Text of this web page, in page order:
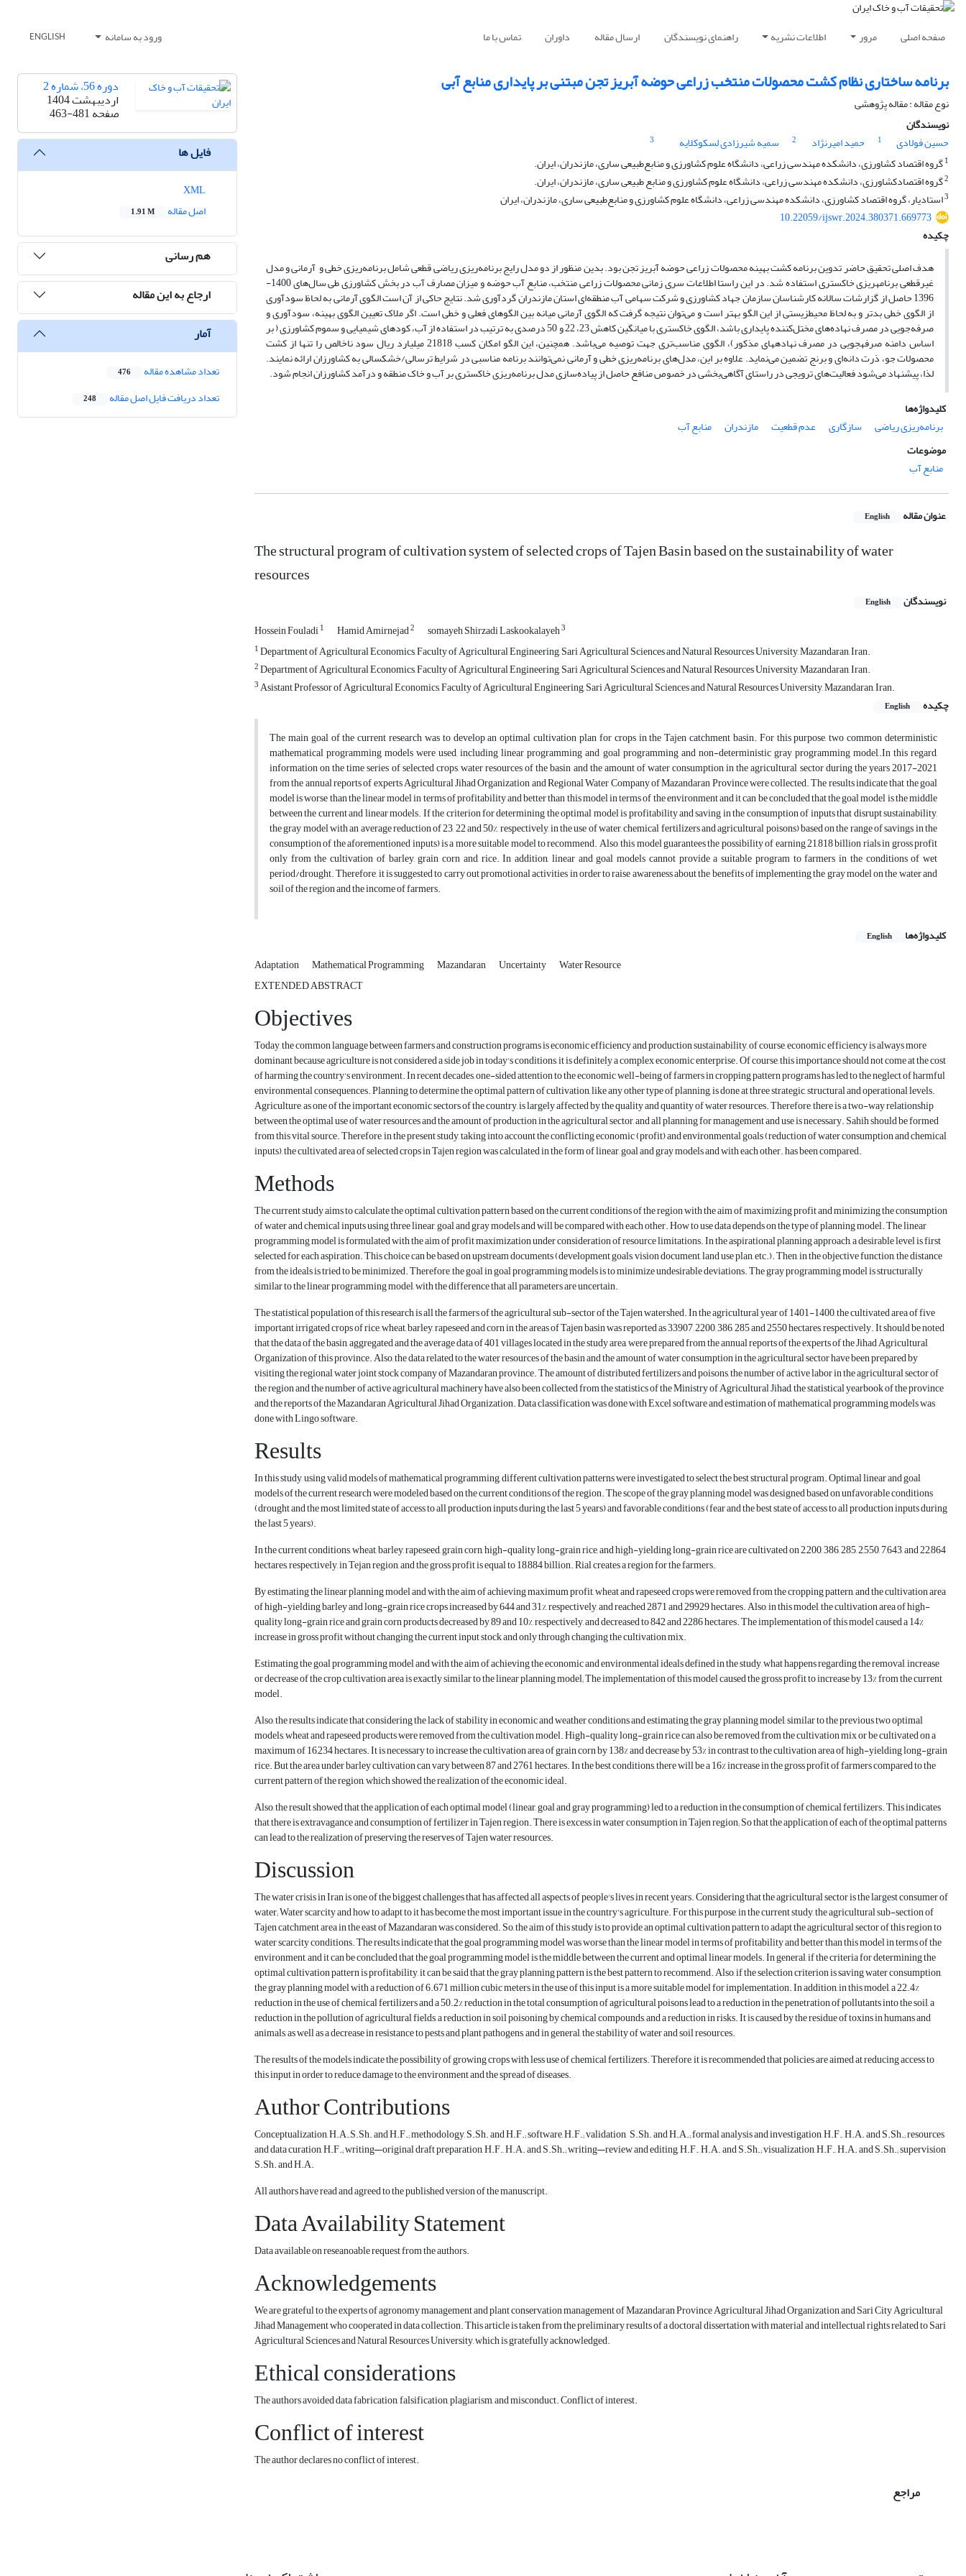
صفحه اصلی مرور اطلاعات نشریه راهنمای نویسندگان ارسال مقاله داوران تماس با ما ورود به سامانه ENGLISH
برنامه ساختاری نظام کشت محصولات منتخب زراعی حوضه آبریز تجن مبتنی بر پایداری منابع آبی
نوع مقاله : مقاله پژوهشی
نویسندگان
حسین فولادی
1 حمید امیرنژاد 2 سمیه شیرزادی لسکوکلایه
3
1گروه اقتصاد کشاورزی، دانشکده مهندسی زراعی، دانشگاه علوم کشاورزی و منابع‌طبیعی ساری، مازندران، ایران.
2گروه اقتصادکشاورزی، دانشکده مهندسی زراعی، دانشگاه علوم کشاورزی و منابع طبیعی ساری، مازندران، ایران.
3استادیار، گروه اقتصاد کشاورزی، دانشکده مهندسی زراعی، دانشگاه علوم کشاورزی و منابع‌طبیعی ساری، مازندران، ایران
10.22059/ijswr.2024.380371.669773
چکیده
هدف اصلی تحقیق حاضر تدوین برنامه کشت بهینه محصولات زراعی حوضه آبریز تجن بود. بدین منظور از دو مدل رایج برنامه‌ریزی ریاضی قطعی شامل برنامه‌ریزی خطی و آرمانی و مدل
غیرقطعی برنامه­ریزی خاکستری استفاده شد. در این راستا اطلاعات سری زمانی محصولات زراعی منتخب، منابع آب حوضه و میزان مصارف آب در بخش کشاورزی طی سال‌های 1400-
1396 حاصل از گزارشات سالانه کارشناسان سازمان جهاد کشاورزی و شرکت سهامی آب منطقه‌ای استان مازندران گردآوری شد. نتایج حاکی از آن است الگوی آرمانی به لحاظ سودآوری
از الگوی خطی بدتر و به لحاظ محیط­زیستی از این الگو بهتر است و می‌توان نتیجه گرفت که الگوی آرمانی میانه بین الگوهای فعلی و خطی است. اگر ملاک تعیین الگوی بهینه، سودآوری و
صرفه‌جویی در مصرف نهاده‌های مختل‌کننده پایداری باشد، الگوی خاکستری با میانگین کاهش 23، 22 و 50 درصدی به ترتیب در استفاده از آب، کودهای شیمیایی و سموم کشاورزی ( بر
اساس دامنه صرفه­جویی در مصرف نهاده­های مذکور)، الگوی مناسب‌تری جهت توصیه می‌باشد. همچنین، این الگو امکان کسب 21818 میلیارد ریال سود ناخالص را تنها از کشت
محصولات جو، ذرت دانه‌ای و برنج تضمین می‌نماید. علاوه بر این، مدل‌های برنامه‌ریزی خطی و آرمانی نمی‌توانند برنامه مناسبی در شرایط ترسالی/خشکسالی به کشاورزان ارائه نمایند.
لذا، پیشنهاد می‌شود فعالیت‌های ترویجی در راستای آگاهی‌بخشی در خصوص منافع حاصل از پیاده‌سازی مدل برنامه‌ریزی خاکستری بر آب و خاک منطقه و درآمد کشاورزان انجام شود.
کلیدواژه‌ها
برنامه‌ریزی ریاضی
سازگاری عدم قطعیت مازندران
منابع آب
موضوعات
منابع آب
عنوان مقاله English
The structural program of cultivation system of selected crops of Tajen Basin based on the sustainability of water
resources
نویسندگان English
Hossein Fouladi1 Hamid Amirnejad2 somayeh Shirzadi Laskookalayeh3
1Department of Agricultural Economics, Faculty of Agricultural Engineering, Sari Agricultural Sciences and Natural Resources University, Mazandaran, Iran.
2Department of Agricultural Economics, Faculty of Agricultural Engineering, Sari Agricultural Sciences and Natural Resources University, Mazandaran, Iran.
3Asistant Professor of Agricultural Economics, Faculty of Agricultural Engineering, Sari Agricultural Sciences and Natural Resources University, Mazandaran, Iran.
چکیده
English
The main goal of the current research was to develop an optimal cultivation plan for crops in the Tajen catchment basin. For this purpose, two common deterministic
mathematical programming models were used, including linear programming and goal programming and non-deterministic gray programming model,.In this regard,
information on the time series of selected crops, water resources of the basin and the amount of water consumption in the agricultural sector during the years 2017-2021
from the annual reports of experts Agricultural Jihad Organization and Regional Water Company of Mazandaran Province were collected. The results indicate that the goal
model is worse than the linear model in terms of profitability and better than this model in terms of the environment and it can be concluded that the goal model is the middle
between the current and linear models. If the criterion for determining the optimal model is profitability and saving in the consumption of inputs that disrupt sustainability,
the gray model with an average reduction of 23, 22 and 50%, respectively, in the use of water, chemical fertilizers and agricultural poisons) based on the range of savings in the
consumption of the aforementioned inputs) is a more suitable model to recommend. Also, this model guarantees the possibility of earning 21,818 billion rials in gross profit
only from the cultivation of barley, grain corn and rice. In addition, linear and goal models cannot provide a suitable program to farmers in the conditions of wet
period/drought. Therefore, it is suggested to carry out promotional activities in order to raise awareness about the benefits of implementing the gray model on the water and
soil of the region and the income of farmers.
کلیدواژه‌ها English
Adaptation Mathematical Programming Mazandaran Uncertainty
Water Resource
EXTENDED ABSTRACT
Objectives
Today, the common language between farmers and construction programs is economic efficiency and production sustainability, of course, economic efficiency is always more
dominant because agriculture is not considered a side job in today's conditions, it is definitely a complex economic enterprise. Of course, this importance should not come at the cost
of harming the country's environment. In recent decades, one-sided attention to the economic well-being of farmers in cropping pattern programs has led to the neglect of harmful
environmental consequences. Planning to determine the optimal pattern of cultivation, like any other type of planning, is done at three strategic, structural and operational levels.
Agriculture, as one of the important economic sectors of the country, is largely affected by the quality and quantity of water resources. Therefore, there is a two-way relationship
between the optimal use of water resources and the amount of production in the agricultural sector, and all planning for management and use is necessary. Sahih should be formed
from this vital source. Therefore, in the present study, taking into account the conflicting economic (profit) and environmental goals (reduction of water consumption and chemical
inputs), the cultivated area of selected crops in Tajen region was calculated in the form of linear, goal and gray models and with each other. has been compared.
Methods
The current study aims to calculate the optimal cultivation pattern based on the current conditions of the region with the aim of maximizing profit and minimizing the consumption
of water and chemical inputs using three linear, goal and gray models and will be compared with each other. How to use data depends on the type of planning model. The linear
programming model is formulated with the aim of profit maximization under consideration of resource limitations. In the aspirational planning approach, a desirable level is first
selected for each aspiration. This choice can be based on upstream documents (development goals, vision document, land use plan, etc.). Then, in the objective function, the distance
from the ideals is tried to be minimized. Therefore, the goal in goal programming models is to minimize undesirable deviations. The gray programming model is structurally
similar to the linear programming model, with the difference that all parameters are uncertain.
The statistical population of this research is all the farmers of the agricultural sub-sector of the Tajen watershed. In the agricultural year of 1401-1400, the cultivated area of five
important irrigated crops of rice, wheat, barley, rapeseed and corn in the areas of Tajen basin was reported as 33907, 2200, 386, 285 and 2550 hectares, respectively. It should be noted
that the data of the basin, aggregated and the average data of 401 villages located in the study area, were prepared from the annual reports of the experts of the Jihad Agricultural
Organization of this province. Also, the data related to the water resources of the basin and the amount of water consumption in the agricultural sector have been prepared by
visiting the regional water joint stock company of Mazandaran province. The amount of distributed fertilizers and poisons, the number of active labor in the agricultural sector of
the region and the number of active agricultural machinery have also been collected from the statistics of the Ministry of Agricultural Jihad, the statistical yearbook of the province
and the reports of the Mazandaran Agricultural Jihad Organization. Data classification was done with Excel software and estimation of mathematical programming models was
done with Lingo software.
Results
In this study, using valid models of mathematical programming, different cultivation patterns were investigated to select the best structural program. Optimal linear and goal
models of the current research were modeled based on the current conditions of the region. The scope of the gray planning model was designed based on unfavorable conditions
(drought and the most limited state of access to all production inputs during the last 5 years) and favorable conditions (fear and the best state of access to all production inputs during
the last 5 years).
In the current conditions, wheat, barley, rapeseed, grain corn, high-quality long-grain rice, and high-yielding long-grain rice are cultivated on 2,200, 386, 285, 2,550, 7,643, and 22,864
hectares, respectively, in Tejan region, and the gross profit is equal to 18,884 billion. Rial creates a region for the farmers.
By estimating the linear planning model and with the aim of achieving maximum profit, wheat and rapeseed crops were removed from the cropping pattern, and the cultivation area
of high-yielding barley and long-grain rice crops increased by 644 and 31%, respectively, and reached 2871 and 29929 hectares. Also, in this model, the cultivation area of high-
quality long-grain rice and grain corn products decreased by 89 and 10%, respectively, and decreased to 842 and 2286 hectares. The implementation of this model caused a 14%
increase in gross profit without changing the current input stock and only through changing the cultivation mix.
Estimating the goal programming model and with the aim of achieving the economic and environmental ideals defined in the study, what happens regarding the removal, increase
or decrease of the crop cultivation area is exactly similar to the linear planning model; The implementation of this model caused the gross profit to increase by 13% from the current
model.
Also, the results indicate that considering the lack of stability in economic and weather conditions and estimating the gray planning model, similar to the previous two optimal
models, wheat and rapeseed products were removed from the cultivation model. High-quality long-grain rice can also be removed from the cultivation mix or be cultivated on a
maximum of 16,234 hectares. It is necessary to increase the cultivation area of grain corn by 138% and decrease by 53% in contrast to the cultivation area of high-yielding long-grain
rice. But the area under barley cultivation can vary between 87 and 2761 hectares. In the best conditions, there will be a 16% increase in the gross profit of farmers compared to the
current pattern of the region, which showed the realization of the economic ideal.
Also, the result showed that the application of each optimal model (linear, goal and gray programming) led to a reduction in the consumption of chemical fertilizers. This indicates
that there is extravagance and consumption of fertilizer in Tajen region. There is excess in water consumption in Tajen region; So that the application of each of the optimal patterns
can lead to the realization of preserving the reserves of Tajen water resources.
Discussion
The water crisis in Iran is one of the biggest challenges that has affected all aspects of people's lives in recent years. Considering that the agricultural sector is the largest consumer of
water; Water scarcity and how to adapt to it has become the most important issue in the country's agriculture. For this purpose, in the current study, the agricultural sub-section of
Tajen catchment area in the east of Mazandaran was considered. So, the aim of this study is to provide an optimal cultivation pattern to adapt the agricultural sector of this region to
water scarcity conditions. The results indicate that the goal programming model was worse than the linear model in terms of profitability and better than this model in terms of the
environment, and it can be concluded that the goal programming model is the middle between the current and optimal linear models. In general, if the criteria for determining the
optimal cultivation pattern is profitability, it can be said that the gray planning pattern is the best pattern to recommend. Also, if the selection criterion is saving water consumption,
the gray planning model with a reduction of 6.671 million cubic meters in the use of this input is a more suitable model for implementation. In addition, in this model, a 22.4%
reduction in the use of chemical fertilizers and a 50.2% reduction in the total consumption of agricultural poisons lead to a reduction in the penetration of pollutants into the soil, a
reduction in the pollution of agricultural fields, a reduction in soil poisoning by chemical compounds, and a reduction in risks. It is caused by the residue of toxins in humans and
animals, as well as a decrease in resistance to pests and plant pathogens, and in general, the stability of water and soil resources.
The results of the models indicate the possibility of growing crops with less use of chemical fertilizers. Therefore, it is recommended that policies are aimed at reducing access to
this input in order to reduce damage to the environment and the spread of diseases.
Author Contributions
Conceptualization, H.A.,S.Sh. and H.F.; methodology, S.Sh. and H.F.; software, H.F.; validation, S.Sh. and H.A.; formal analysis and investigation, H.F., H.A. and S.Sh.; resources
and data curation, H.F.; writing—original draft preparation, H.F., H.A. and S.Sh.; writing—review and editing, H.F., H.A. and S.Sh.; visualization, H.F., H.A. and S.Sh.; supervision
S.Sh. and H.A.
All authors have read and agreed to the published version of the manuscript.
Data Availability Statement
Data available on reseanoable request from the authors.
Acknowledgements
We are grateful to the experts of agronomy management and plant conservation management of Mazandaran Province Agricultural Jihad Organization and Sari City Agricultural
Jihad Management who cooperated in data collection. This article is taken from the preliminary results of a doctoral dissertation with material and intellectual rights related to Sari
Agricultural Sciences and Natural Resources University, which is gratefully acknowledged.
Ethical considerations
The authors avoided data fabrication, falsification, plagiarism, and misconduct. Conflict of interest.
Conflict of interest
The author declares no conflict of interest.
مراجع
دوره 56، شماره 2
اردیبهشت 1404
صفحه463-481
فایل ها
اصل مقاله
1.91 M
هم رسانی
ارجاع به این مقاله
آمار
تعداد مشاهده مقاله 476
تعداد دریافت فایل اصل مقاله 248